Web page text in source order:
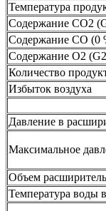
Температура
Содержание СО2
Содержание СО (0
Содержание О2
Количество
Избыток воздуха
Давление в
Максимальное
Объем
Температура воды